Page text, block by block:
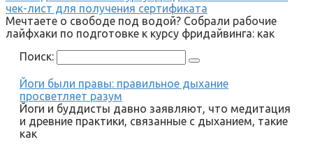
чек-лист для получения сертификата
Мечтаете о свободе под водой? Собрали рабочие
лайфхаки по подготовке к курсу фридайвинга: как
Поиск:
Йоги были правы: правильное дыхание
просветляет разум
Йоги и буддисты давно заявляют, что медитация
и древние практики, связанные с дыханием, такие
как